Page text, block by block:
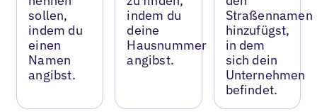
sollen,
indem du
einen
Namen
angibst.
indem du
deine
Hausnummer
angibst.
Straßennamen
hinzufügst,
in dem
sich dein
Unternehmen
befindet.